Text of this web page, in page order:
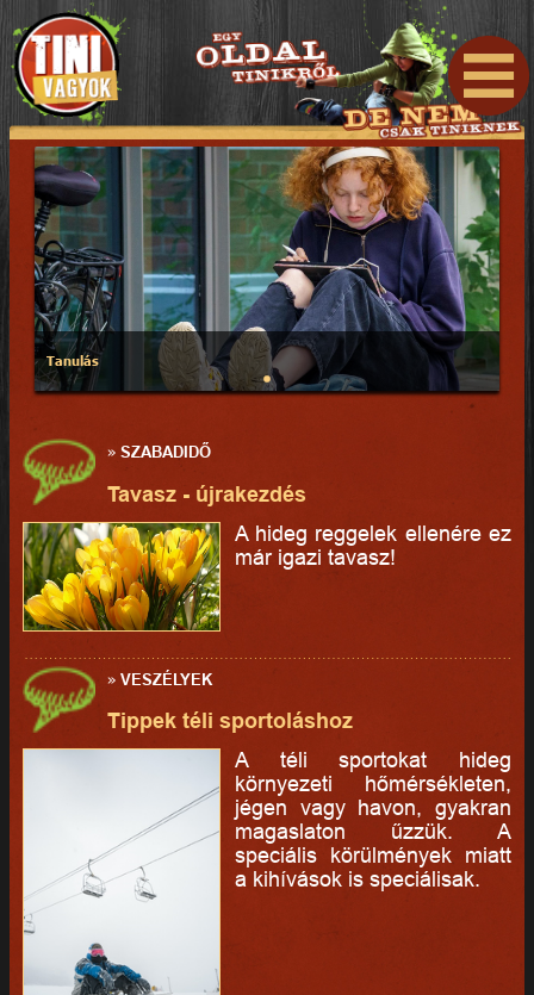
Tanulás
»SZABADIDŐ
Tavasz - újrakezdés
A hideg reggelek ellenére ez
már igazi tavasz!
»VESZÉLYEK
Tippek téli sportoláshoz
A téli sportokat hideg
környezeti hőmérsékleten,
jégen vagy havon, gyakran
magaslaton űzzük. A
speciális körülmények miatt
a kihívások is speciálisak.